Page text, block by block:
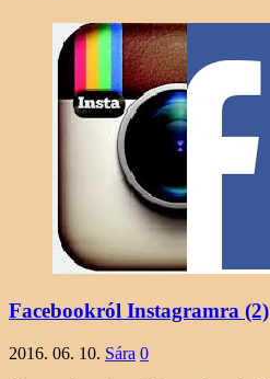
Facebookról Instagramra (2)
2016. 06. 10. Sára 0